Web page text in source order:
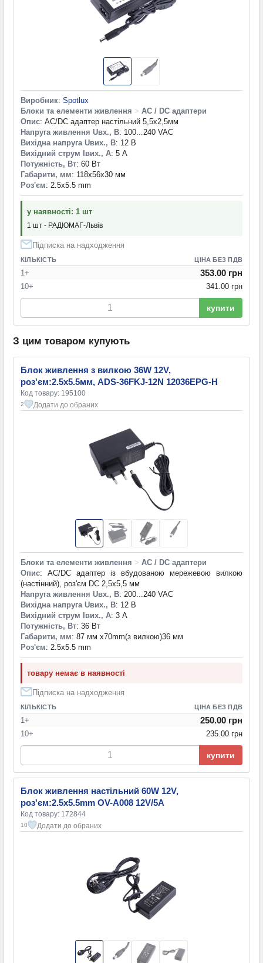
Виробник: Spotlux
Блоки та елементи живлення > AC / DC адаптери
Опис: AC/DC адаптер настільний 5,5х2,5мм
Напруга живлення Uвх., В: 100...240 VAC
Вихідна напруга Uвих., В: 12 В
Вихідний струм Iвих., А: 5 А
Потужність, Вт: 60 Вт
Габарити, мм: 118x56x30 мм
Роз'єм: 2.5x5.5 mm
у наявності: 1 шт
1 шт - РАДІОМАГ-Львів
Підписка на надходження
КІЛЬКІСТЬ ЦІНА БЕЗ ПДВ
1+ 353.00 грн
10+ 341.00 грн
купити
З цим товаром купують
Блок живлення з вилкою 36W 12V,
роз'єм:2.5x5.5мм, ADS-36FKJ-12N 12036EPG-H
Код товару: 195100
2 Додати до обраних
Блоки та елементи живлення > AC / DC адаптери
Опис: AC/DC адаптер із вбудованою мережевою вилкою
(настінний), роз'єм DC 2,5х5,5 мм
Напруга живлення Uвх., В: 200...240 VAC
Вихідна напруга Uвих., В: 12 В
Вихідний струм Iвих., А: 3 А
Потужність, Вт: 36 Вт
Габарити, мм: 87 мм x70mm(з вилкою)36 мм
Роз'єм: 2.5x5.5 mm
товару немає в наявності
Підписка на надходження
КІЛЬКІСТЬ ЦІНА БЕЗ ПДВ
1+ 250.00 грн
10+ 235.00 грн
купити
Блок живлення настільний 60W 12V,
роз'єм:2.5x5.5mm OV-A008 12V/5A
Код товару: 172844
10 Додати до обраних